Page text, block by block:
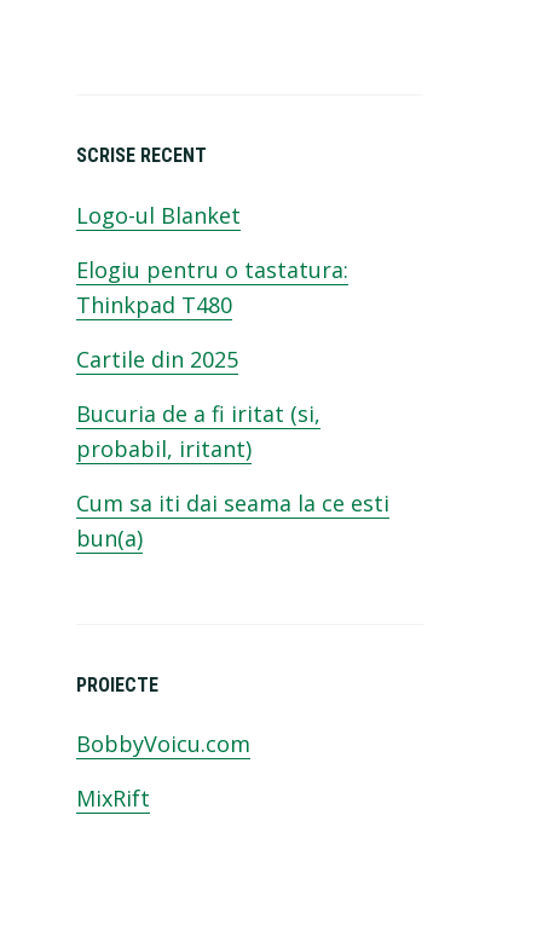
SCRISE RECENT
Logo-ul Blanket
Elogiu pentru o tastatura:
Thinkpad T480
Cartile din 2025
Bucuria de a fi iritat (si,
probabil, iritant)
Cum sa iti dai seama la ce esti
bun(a)
PROIECTE
BobbyVoicu.com
MixRift